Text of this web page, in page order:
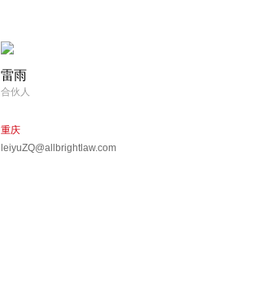
雷雨
合伙人
重庆
leiyuZQ@allbrightlaw.com